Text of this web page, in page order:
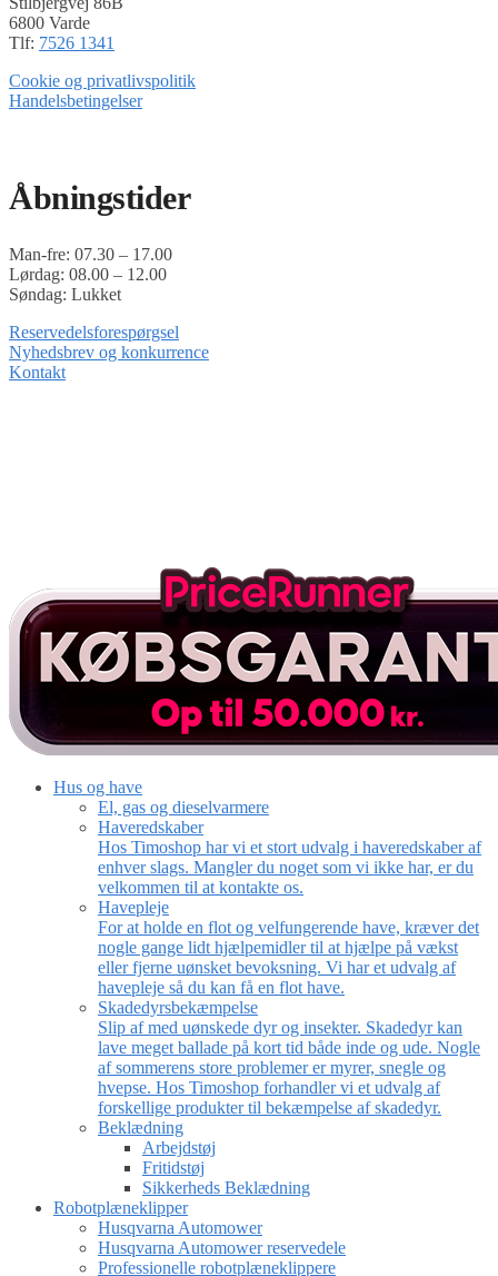
6800 Varde
Tlf: 7526 1341
Cookie og privatlivspolitik
Handelsbetingelser
Åbningstider
Man-fre: 07.30 – 17.00
Lørdag: 08.00 – 12.00
Søndag: Lukket
Reservedelsforespørgsel
Nyhedsbrev og konkurrence
Kontakt
Hus og have
El, gas og dieselvarmere
Haveredskaber
Hos Timoshop har vi et stort udvalg i haveredskaber af
enhver slags. Mangler du noget som vi ikke har, er du
velkommen til at kontakte os.
Havepleje
For at holde en flot og velfungerende have, kræver det
nogle gange lidt hjælpemidler til at hjælpe på vækst
eller fjerne uønsket bevoksning. Vi har et udvalg af
havepleje så du kan få en flot have.
Skadedyrsbekæmpelse
Slip af med uønskede dyr og insekter. Skadedyr kan
lave meget ballade på kort tid både inde og ude. Nogle
af sommerens store problemer er myrer, snegle og
hvepse. Hos Timoshop forhandler vi et udvalg af
forskellige produkter til bekæmpelse af skadedyr.
Beklædning
Arbejdstøj
Fritidstøj
Sikkerheds Beklædning
Robotplæneklipper
Husqvarna Automower
Husqvarna Automower reservedele
Professionelle robotplæneklippere